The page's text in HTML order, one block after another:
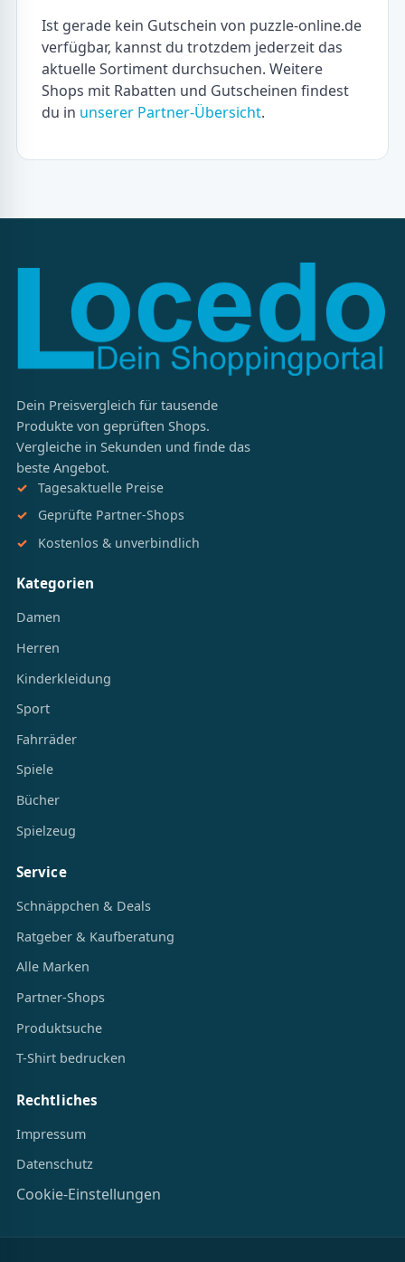
Ist gerade kein Gutschein von puzzle-online.de
verfügbar, kannst du trotzdem jederzeit das
aktuelle Sortiment durchsuchen. Weitere
Shops mit Rabatten und Gutscheinen findest
du in unserer Partner-Übersicht.
Dein Preisvergleich für tausende
Produkte von geprüften Shops.
Vergleiche in Sekunden und finde das
beste Angebot.
Tagesaktuelle Preise
Geprüfte Partner-Shops
Kostenlos & unverbindlich
Kategorien
Damen
Herren
Kinderkleidung
Sport
Fahrräder
Spiele
Bücher
Spielzeug
Service
Schnäppchen & Deals
Ratgeber & Kaufberatung
Alle Marken
Partner-Shops
Produktsuche
T-Shirt bedrucken
Rechtliches
Impressum
Datenschutz
Cookie-Einstellungen